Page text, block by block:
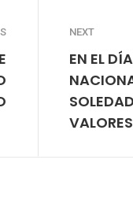
NEXT
EN EL